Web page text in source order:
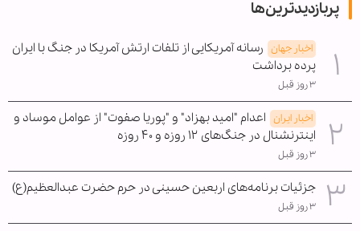
پربازدیدترین‌ها
اخبار جهان رسانه آمریکایی از تلفات ارتش آمریکا در جنگ با ایران
پرده برداشت
۳ روز قبل
اخبار ایران اعدام "امید بهزاد" و "پوریا صفوت" از عوامل موساد و
اینترنشنال در جنگ‌های ۱۲ روزه و ۴۰ روزه
۳ روز قبل
جزئیات برنامه‌های اربعین حسینی در حرم حضرت عبدالعظیم(ع)
۳ روز قبل